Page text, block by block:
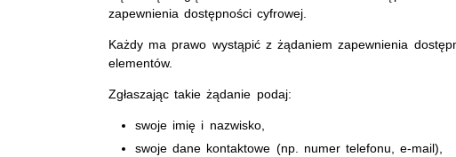
zapewnienia dostępności cyfrowej.
Każdy ma prawo wystąpić z żądaniem zapewnienia
elementów.
Zgłaszając takie żądanie podaj:
swoje imię i nazwisko,
swoje dane kontaktowe (np. numer telefonu, e-mail),